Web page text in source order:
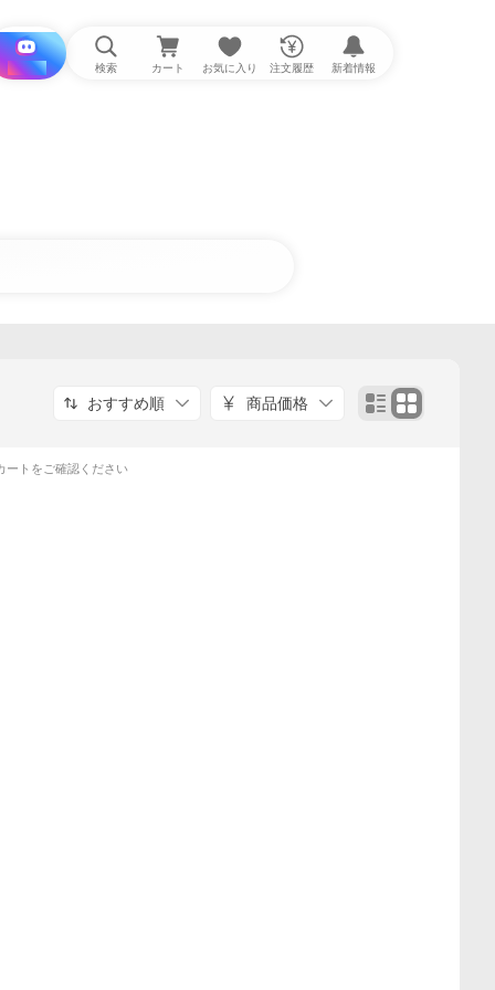
i と探す 検索 カート お気に入り 注文履歴 新着情報
おすすめ順 商品価格
ートをご確認ください